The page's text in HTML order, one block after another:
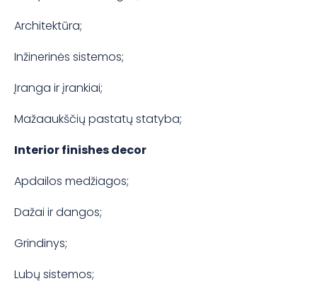
Architektūra;
Inžinerinės sistemos;
Įranga ir įrankiai;
Mažaaukščių pastatų statyba;
Interior finishes decor
Apdailos medžiagos;
Dažai ir dangos;
Grindinys;
Lubų sistemos;